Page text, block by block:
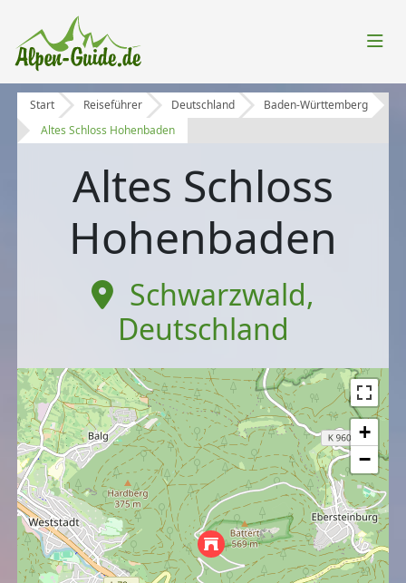
Start Reiseführer Deutschland
Baden-Württemberg
Altes Schloss Hohenbaden
Altes Schloss
Hohenbaden
Schwarzwald,
Deutschland
+
−